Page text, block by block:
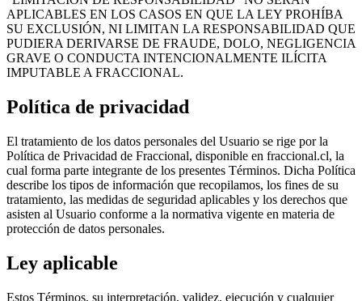
APLICABLES EN LOS CASOS EN QUE LA LEY PROHÍBA
SU EXCLUSIÓN, NI LIMITAN LA RESPONSABILIDAD QUE
PUDIERA DERIVARSE DE FRAUDE, DOLO, NEGLIGENCIA
GRAVE O CONDUCTA INTENCIONALMENTE ILÍCITA
IMPUTABLE A FRACCIONAL.
Política de privacidad
El tratamiento de los datos personales del Usuario se rige por la
Política de Privacidad de Fraccional, disponible en fraccional.cl, la
cual forma parte integrante de los presentes Términos. Dicha Política
describe los tipos de información que recopilamos, los fines de su
tratamiento, las medidas de seguridad aplicables y los derechos que
asisten al Usuario conforme a la normativa vigente en materia de
protección de datos personales.
Ley aplicable
Estos Términos, su interpretación, validez, ejecución y cualquier